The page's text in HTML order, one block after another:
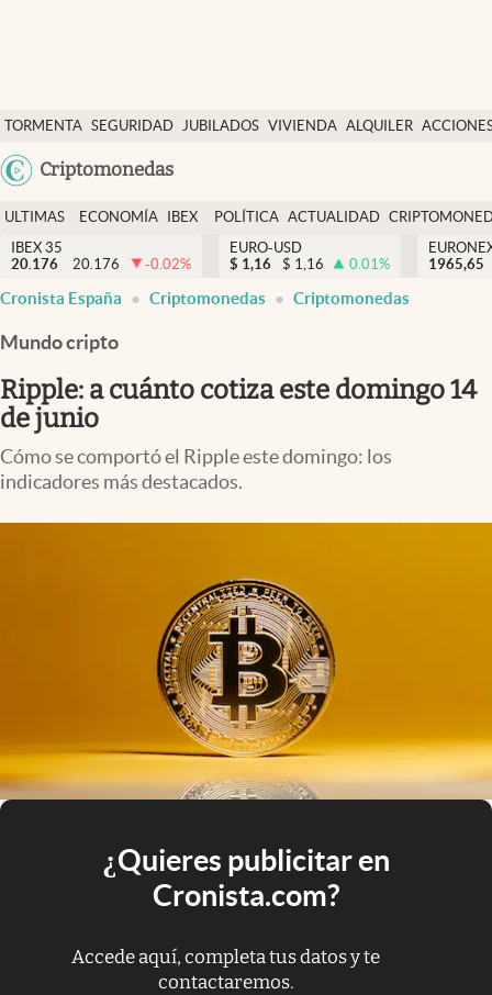
TORMENTA SEGURIDAD JUBILADOS VIVIENDA ALQUILER
USA
Colombia
Criptomonedas
Economía y finanzas
Política
Actualidad
Criptomonedas
España
ULTIMAS
NOTICIAS
ECONOMÍA
FINANZAS
IBEX
EURO
POLÍTICA ACTUALIDAD
IBEX 35
20.176
20.176 -0.02%
EURO-USD
$ 1,16 $ 1,16 0.01%
1965,65
Cronista España Criptomonedas Criptomonedas
Mundo cripto
Ripple: a cuánto cotiza este domingo 14
de junio
Cómo se comportó el Ripple este domingo: los
indicadores más destacados.
¿Quieres publicitar en
Cronista.com?
Accede aquí, completa tus datos y te
contactaremos.